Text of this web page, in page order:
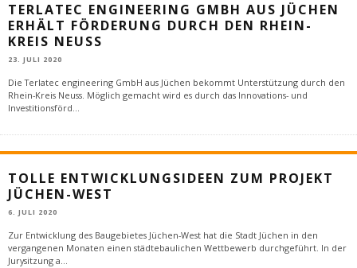
TERLATEC ENGINEERING GMBH AUS JÜCHEN
ERHÄLT FÖRDERUNG DURCH DEN RHEIN-
KREIS NEUSS
23. JULI 2020
Die Terlatec engineering GmbH aus Jüchen bekommt Unterstützung durch den
Rhein-Kreis Neuss. Möglich gemacht wird es durch das Innovations- und
Investitionsförd...
TOLLE ENTWICKLUNGSIDEEN ZUM PROJEKT
JÜCHEN-WEST
6. JULI 2020
Zur Entwicklung des Baugebietes Jüchen-West hat die Stadt Jüchen in den
vergangenen Monaten einen städtebaulichen Wettbewerb durchgeführt. In der
Jurysitzung a...